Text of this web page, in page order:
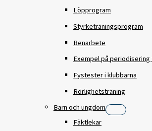
Löpprogram
Styrketräningsprogram
Benarbete
Exempel på periodisering
Fystester i klubbarna
Rörlighetsträning
Barn och ungdom
Fäktlekar